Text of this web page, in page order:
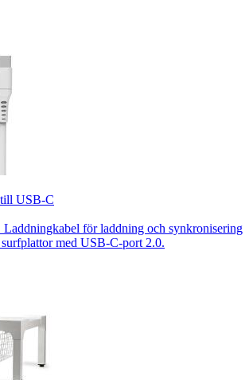
USB-C
för laddning och synkronisering
med USB-C-port 2.0.